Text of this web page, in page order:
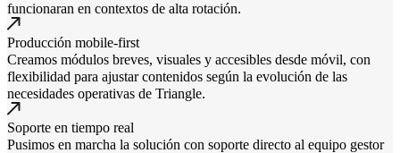
funcionaran en contextos de alta rotación.
Producción mobile-first
Creamos módulos breves, visuales y accesibles desde móvil, con
flexibilidad para ajustar contenidos según la evolución de las
necesidades operativas de Triangle.
Soporte en tiempo real
Pusimos en marcha la solución con soporte directo al equipo gestor